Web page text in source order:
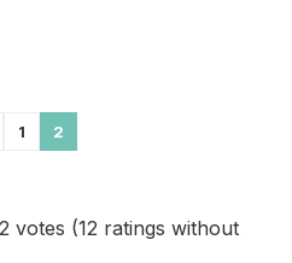
1 2
votes (12 ratings without